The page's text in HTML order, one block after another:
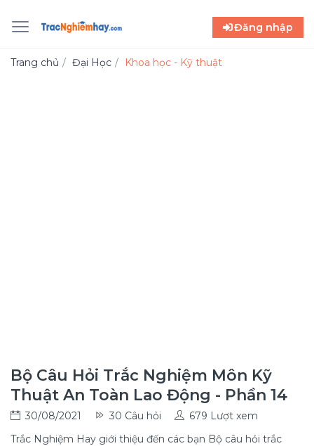
Đăng nhập
Trang chủ Đại Học Khoa học - Kỹ thuật
Bộ Câu Hỏi Trắc Nghiệm Môn Kỹ
Thuật An Toàn Lao Động - Phần 14
30/08/2021 30 Câu hỏi
679 Lượt xem
Trắc Nghiệm Hay giới thiệu đến các bạn Bộ câu hỏi trắc